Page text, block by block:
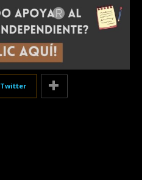
Twitter